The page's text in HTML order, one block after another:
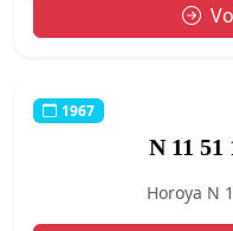
1967
N 11 51
Horoya N